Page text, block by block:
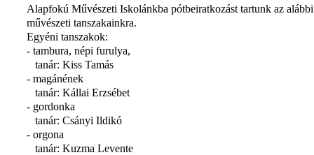
Alapfokú Művészeti Iskolánkba pótbeiratkozást tartunk az alábbi
művészeti tanszakainkra.
Egyéni tanszakok:
- tambura, népi furulya,
tanár: Kiss Tamás
- magánének
tanár: Kállai Erzsébet
- gordonka
tanár: Csányi Ildikó
- orgona
tanár: Kuzma Levente